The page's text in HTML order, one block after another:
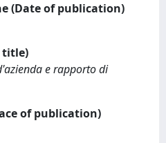
(Date of publication)
title)
e rapporto di
of publication)